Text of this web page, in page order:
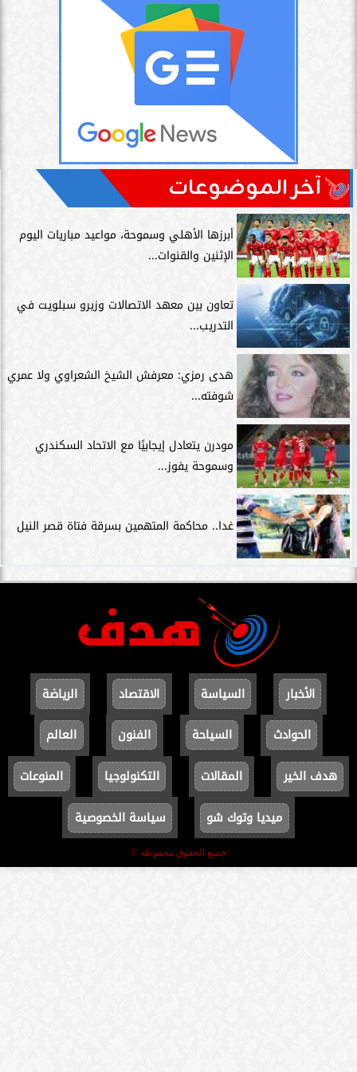
آخر الموضوعات
أبرزها الأهلي وسموحة، مواعيد مباريات اليوم
الإثنين والقنوات...
تعاون بين معهد الاتصالات وزيرو سبلويت في
التدريب...
هدى رمزي: معرفش الشيخ الشعراوي ولا عمري
شوفته...
مودرن يتعادل إيجابيًا مع الاتحاد السكندري
وسموحة يفوز...
غدا.. محاكمة المتهمين بسرقة فتاة قصر النيل
الأخبار السياسة الاقتصاد
الرياضة
الحوادث
السياحة الفنون
العالم
هدف الخير
المقالات التكنولوجيا
المنوعات
ميديا وتوك شو
سياسة الخصوصية
جميع الحقوق محفوظة ©